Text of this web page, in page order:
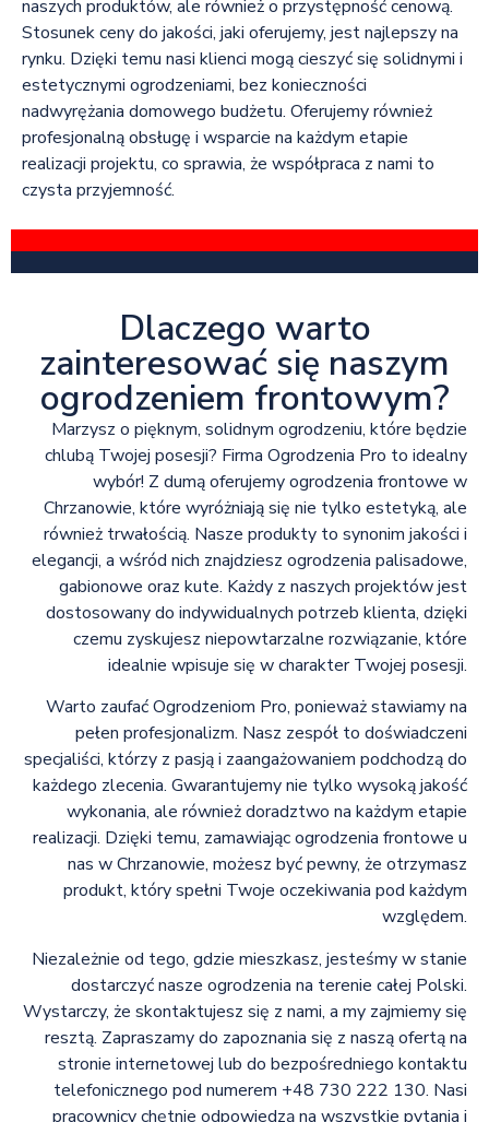
naszych produktów, ale również o przystępność cenową.
Stosunek ceny do jakości, jaki oferujemy, jest najlepszy na
rynku. Dzięki temu nasi klienci mogą cieszyć się solidnymi i
estetycznymi ogrodzeniami, bez konieczności
nadwyrężania domowego budżetu. Oferujemy również
profesjonalną obsługę i wsparcie na każdym etapie
realizacji projektu, co sprawia, że współpraca z nami to
czysta przyjemność.
Dlaczego warto
zainteresować się naszym
ogrodzeniem frontowym?
Marzysz o pięknym, solidnym ogrodzeniu, które będzie
chlubą Twojej posesji? Firma Ogrodzenia Pro to idealny
wybór! Z dumą oferujemy ogrodzenia frontowe w
Chrzanowie, które wyróżniają się nie tylko estetyką, ale
również trwałością. Nasze produkty to synonim jakości i
elegancji, a wśród nich znajdziesz ogrodzenia palisadowe,
gabionowe oraz kute. Każdy z naszych projektów jest
dostosowany do indywidualnych potrzeb klienta, dzięki
czemu zyskujesz niepowtarzalne rozwiązanie, które
idealnie wpisuje się w charakter Twojej posesji.
Warto zaufać Ogrodzeniom Pro, ponieważ stawiamy na
pełen profesjonalizm. Nasz zespół to doświadczeni
specjaliści, którzy z pasją i zaangażowaniem podchodzą do
każdego zlecenia. Gwarantujemy nie tylko wysoką jakość
wykonania, ale również doradztwo na każdym etapie
realizacji. Dzięki temu, zamawiając ogrodzenia frontowe u
nas w Chrzanowie, możesz być pewny, że otrzymasz
produkt, który spełni Twoje oczekiwania pod każdym
względem.
Niezależnie od tego, gdzie mieszkasz, jesteśmy w stanie
dostarczyć nasze ogrodzenia na terenie całej Polski.
Wystarczy, że skontaktujesz się z nami, a my zajmiemy się
resztą. Zapraszamy do zapoznania się z naszą ofertą na
stronie internetowej lub do bezpośredniego kontaktu
telefonicznego pod numerem +48 730 222 130. Nasi
pracownicy chętnie odpowiedzą na wszystkie pytania i